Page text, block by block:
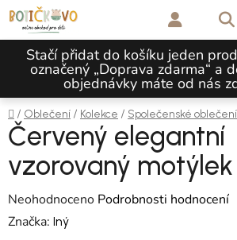
Přejít na obsah
Stačí přidat do košíku jeden
označený „Doprava zdarma“ a
objednávky máte od nás
Domů
/ Oblečení / Kolekce / Společenské oblečení
Červený elegantní
vzorovaný motýlek
Průměrné hodnocení produktu je 0,0 z 5
Neohodnoceno Podrobnosti hodnocení
Značka: Iný